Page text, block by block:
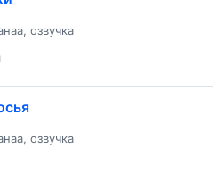
озвучка
озвучка